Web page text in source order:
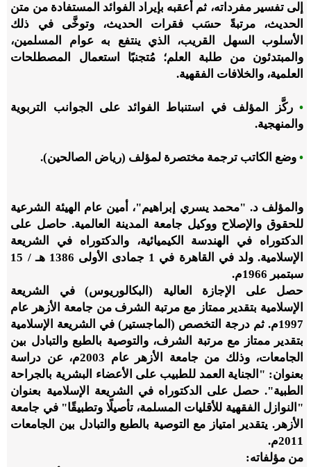
إلى تفسير مفرداته، ثم أعقبه بإيراد الفوائد المستفادة من متن
الحديث، مرتبةً حسَب فقرات الحديث، وتوخَّى في ذلك
الأسلوب السهل القريب، الذي ينتفع به عوام المسلمين،
والمبتدئون من طلبة العلم؛ مُتجنبًا استعمال المصطلحات
العلمية، والخلافات الفقهية.
• ركَّز المؤلف في استنباط الفوائد على الجوانب التربوية
والمنهجية.
• وضع الكاتب ترجمة مختصرة لمؤلف (رياض الصالحين).
والمؤلف د. "محمد يسري إبراهيم"، أمين عام الهيئة الشرعية
للحقوق والإصلاح ووكيل جامعة المدينة العالمية. حاصل على
الدكتوراه في الهندسة الكيميائية، والدكتوراه في الشريعة
الإسلامية. ولد في القاهرة في 1 جمادى الأولى 1386 هـ
/
15
سبتمبر 1966م.
حصل على الإجازة العالية (البكالوريوس) في الشريعة
الإسلامية بتقدير ممتاز مع مرتبة الشرف من جامعة الأزهر عام
1997م. ثم درجة التخصص (الماجستير) في الشريعة الإسلامية
بتقدير ممتاز مع مرتبة الشرف، والتوصية بالطبع والتبادل بين
الجامعات، وذلك من جامعة الأزهر عام 2003م، عن دراسة
بعنوان: "الجناية العمد للطبيب على الأعضاء البشرية بالجراحة
الطبية". حصل على الدكتوراه في الشريعة الإسلامية بعنوان
"النوازل الفقهية للأقليات المسلمة، تأصيلًا وتطبيقًا" في جامعة
الأزهر. يتقدير امتياز مع التوصية بالطبع والتبادل بين الجامعات
2011م.
من مؤلفاته: